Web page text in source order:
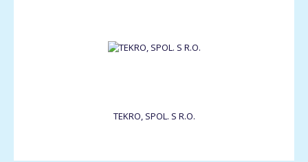
TEKRO, SPOL. S R.O.